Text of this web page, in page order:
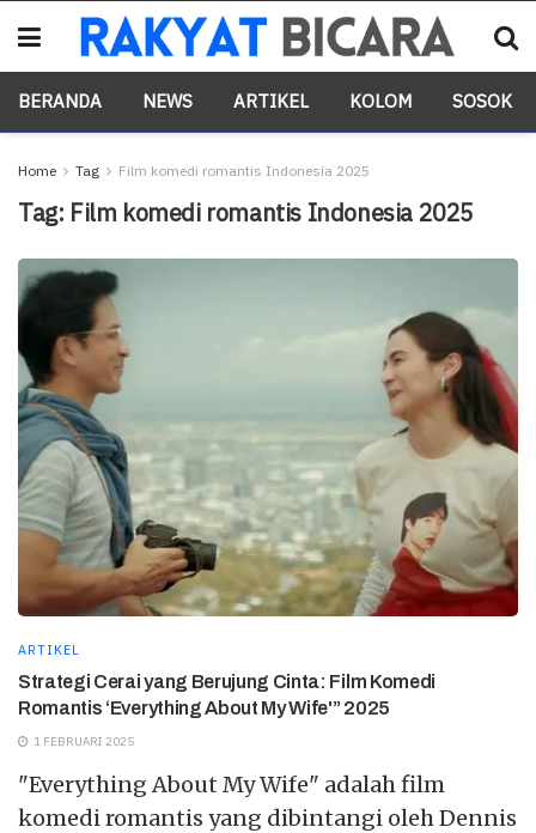
BERANDA NEWS ARTIKEL KOLOM SOSOK
Home Tag Film komedi romantis Indonesia 2025
Tag: Film komedi romantis Indonesia 2025
ARTIKEL
Strategi Cerai yang Berujung Cinta: Film Komedi
Romantis ‘Everything About My Wife'” 2025
1 FEBRUARI 2025
"Everything About My Wife" adalah film
komedi romantis yang dibintangi oleh Dennis